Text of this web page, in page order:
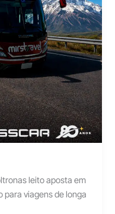
leito aposta em
viagens de longa